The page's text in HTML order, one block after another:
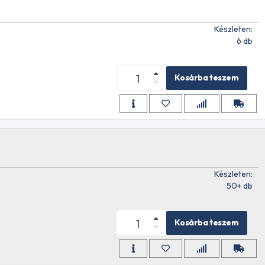
20W 1L
Készleten:
6 db
Kosárba teszem
Készleten:
50+ db
Kosárba teszem